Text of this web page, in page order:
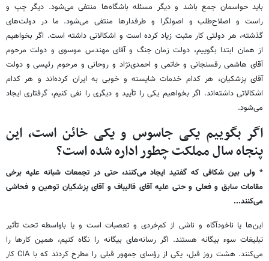
باید حواسمان جمع باشد و دیگر مسئله باشگاه‌ها منتفی می‌شود. دیگر چپ و
راست و اصلاح‌طلب و اصولگرا و طرفدارها منتفی می‌شود. ما در دولت‌های
گذشته، هر دولتی کار مثبت زیاد کرده است و اشکالاتی داشته است. اگر بخواهیم
از همان ابتدا بگوییم، دولت زمان جنگ و آقای مهندس موسوی و دولت مرحوم
آقای هاشمی رفسنجانی و خاتمی و احمدی‌نژاد و روحانی و مرحوم رئیسی و دولت
آقای پزشکیان، هر کدام خدمات شایسته و خوبی به ایران کرده‌اند و هر کدام
اشکالاتی داشته‌اند. اگر بخواهیم یکی را تأیید و دیگری را نفی کنیم، گرفتاری ایجاد
می‌شود.
اگر بگوییم یکی جاسوس و یکی خائن است، این
پنجاه سال مملکت چطور اداره شده است؟
* ولی بین شکافی که گفتید ایجاد می‌کنند، حتی در تجمعات شبانه علیه برخی
مقامات سابق و فعلی و حتی علیه آقای قالیباف و آقای پزشکیان توهین و فحاشی
می‌کنند...
این‌ها یا ناخودآگاه و ناشی از کم‌خردی و تعصبات است و یا باواسطه تحت تأثیر
تبلیغات سوء بیگانه هستند. اگر رسانه‌های بیگانه را نگاه کنیم، همین کارها را
می‌کنند. هشت روز قبل، یکی از رؤسای جمهور قبلی را مطرح کردند که با CIA کار